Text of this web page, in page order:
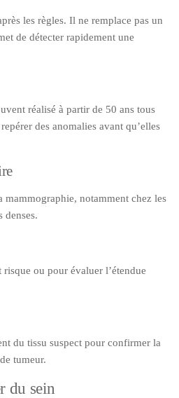
les règles. Il ne remplace pas un
de détecter rapidement une
réalisé à partir de 50 ans tous
des anomalies avant qu’elles
mammographie, notamment chez les
denses.
ou pour évaluer l’étendue
du tissu suspect pour confirmer la
tumeur.
du sein